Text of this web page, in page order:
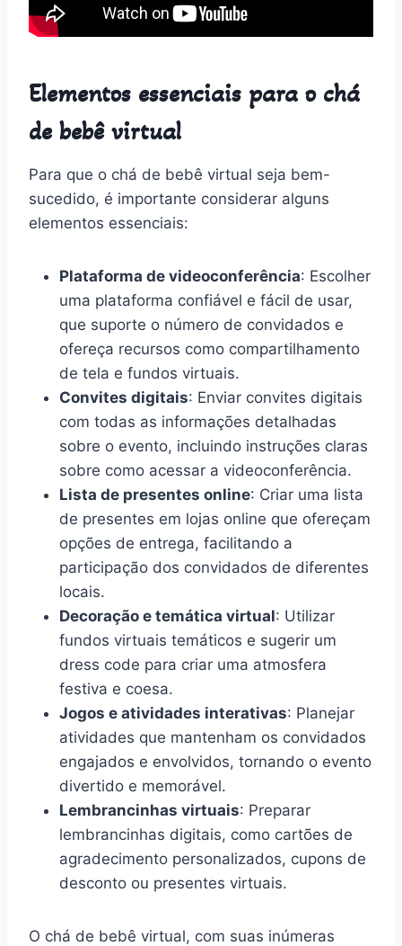
Elementos essenciais para o chá
de bebê virtual
Para que o chá de bebê virtual seja bem-
sucedido, é importante considerar alguns
elementos essenciais:
Plataforma de videoconferência: Escolher
uma plataforma confiável e fácil de usar,
que suporte o número de convidados e
ofereça recursos como compartilhamento
de tela e fundos virtuais.
Convites digitais: Enviar convites digitais
com todas as informações detalhadas
sobre o evento, incluindo instruções claras
sobre como acessar a videoconferência.
Lista de presentes online: Criar uma lista
de presentes em lojas online que ofereçam
opções de entrega, facilitando a
participação dos convidados de diferentes
locais.
Decoração e temática virtual: Utilizar
fundos virtuais temáticos e sugerir um
dress code para criar uma atmosfera
festiva e coesa.
Jogos e atividades interativas: Planejar
atividades que mantenham os convidados
engajados e envolvidos, tornando o evento
divertido e memorável.
Lembrancinhas virtuais: Preparar
lembrancinhas digitais, como cartões de
agradecimento personalizados, cupons de
desconto ou presentes virtuais.
O chá de bebê virtual, com suas inúmeras